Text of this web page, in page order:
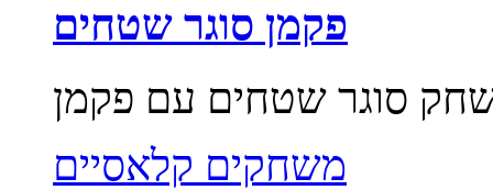
פקמן סוגר שטחים
משחקים קלאסיים